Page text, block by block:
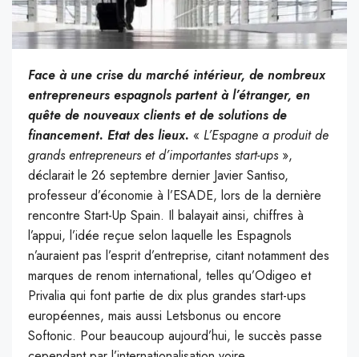
Face à une crise du marché intérieur, de nombreux
entrepreneurs espagnols partent à l’étranger, en
quête de nouveaux clients et de solutions de
financement. Etat des lieux. « L’Espagne a produit de
grands entrepreneurs et d’importantes start-ups»,
déclarait le 26 septembre dernier Javier Santiso,
professeur d’économie à l’ESADE, lors de la dernière
rencontre Start-Up Spain. Il balayait ainsi, chiffres à
l’appui, l’idée reçue selon laquelle les Espagnols
n’auraient pas l’esprit d’entreprise, citant notamment des
marques de renom international, telles qu’Odigeo et
Privalia qui font partie de dix plus grandes start-ups
européennes, mais aussi Letsbonus ou encore
Softonic. Pour beaucoup aujourd’hui, le succès passe